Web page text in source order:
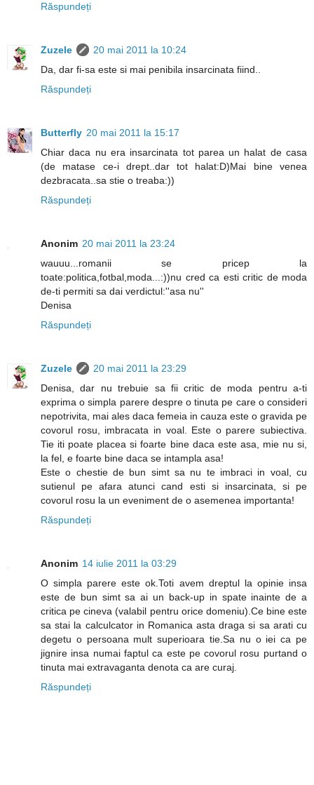
Răspundeți
Zuzele
20 mai 2011 la 10:24
Da, dar fi-sa este si mai penibila insarcinata fiind..
Răspundeți
Butterfly 20 mai 2011 la 15:17
Chiar daca nu era insarcinata tot parea un halat de casa
(de matase ce-i drept..dar tot halat:D)Mai bine venea
dezbracata..sa stie o treaba:))
Răspundeți
Anonim 20 mai 2011 la 23:24
wauuu...romanii se pricep la
toate:politica,fotbal,moda...:))nu cred ca esti critic de moda
de-ti permiti sa dai verdictul:''asa nu''
Denisa
Răspundeți
Zuzele
20 mai 2011 la 23:29
Denisa, dar nu trebuie sa fii critic de moda pentru a-ti
exprima o simpla parere despre o tinuta pe care o consideri
nepotrivita, mai ales daca femeia in cauza este o gravida pe
covorul rosu, imbracata in voal. Este o parere subiectiva.
Tie iti poate placea si foarte bine daca este asa, mie nu si,
la fel, e foarte bine daca se intampla asa!
Este o chestie de bun simt sa nu te imbraci in voal, cu
sutienul pe afara atunci cand esti si insarcinata, si pe
covorul rosu la un eveniment de o asemenea importanta!
Răspundeți
Anonim 14 iulie 2011 la 03:29
O simpla parere este ok.Toti avem dreptul la opinie insa
este de bun simt sa ai un back-up in spate inainte de a
critica pe cineva (valabil pentru orice domeniu).Ce bine este
sa stai la calculcator in Romanica asta draga si sa arati cu
degetu o persoana mult superioara tie.Sa nu o iei ca pe
jignire insa numai faptul ca este pe covorul rosu purtand o
tinuta mai extravaganta denota ca are curaj.
Răspundeți